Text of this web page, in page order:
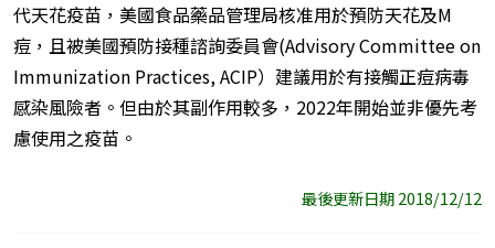
代天花疫苗，美國食品藥品管理局核准用於預防天花及M
痘，且被美國預防接種諮詢委員會(Advisory Committee on
Immunization Practices, ACIP）建議用於有接觸正痘病毒
感染風險者。但由於其副作用較多，2022年開始並非優先考
慮使用之疫苗。
最後更新日期 2018/12/12